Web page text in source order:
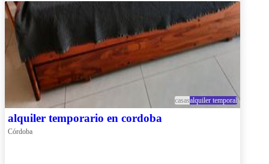
casasalquiler temporal
alquiler temporario en cordoba
Córdoba